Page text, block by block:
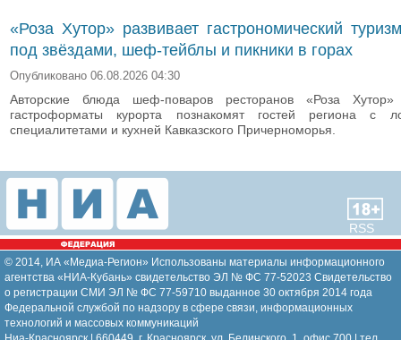
«Роза Хутор» развивает гастрономический
под звёздами, шеф-тейблы и пикники в горах
Опубликовано 06.08.2026 04:30
Авторские блюда шеф-поваров ресторанов «Роза
гастроформаты курорта познакомят гостей региона с
специалитетами и кухней Кавказского Причерноморья.
RSS
© 2014, ИА «Медиа-Регион» Использованы материалы информационного
агентства «НИА-Кубань» свидетельство ЭЛ № ФС 77-52023 Свидетельство
о регистрации СМИ ЭЛ № ФС 77-59710 выданное 30 октября 2014 года
Федеральной службой по надзору в сфере связи, информационных
технологий и массовых коммуникаций